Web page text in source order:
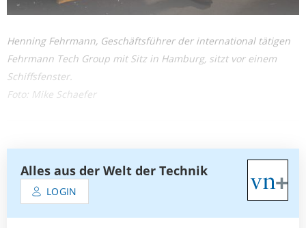
Henning Fehrmann, Geschäftsführer der international tätigen
Fehrmann Tech Group mit Sitz in Hamburg, sitzt vor einem
Schiffsfenster.
Foto: Mike Schaefer
Alles aus der Welt der Technik
LOGIN